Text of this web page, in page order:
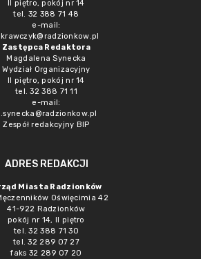
II piętro, pokój nr 14
tel. 32 388 71 48
e-mail:
Zastępca Redaktora
Magdalena Synecka
Wydział Organizacyjny
II piętro, pokój nr 14
tel. 32 388 71 11
e-mail:
Zespół redakcyjny BIP
ADRES REDAKCJI
Miasta Radzionków
Oświęcimia 42
41-922 Radzionków
pokój nr 14, II piętro
tel. 32 388 71 30
tel. 32 289 07 27
faks 32 289 07 20